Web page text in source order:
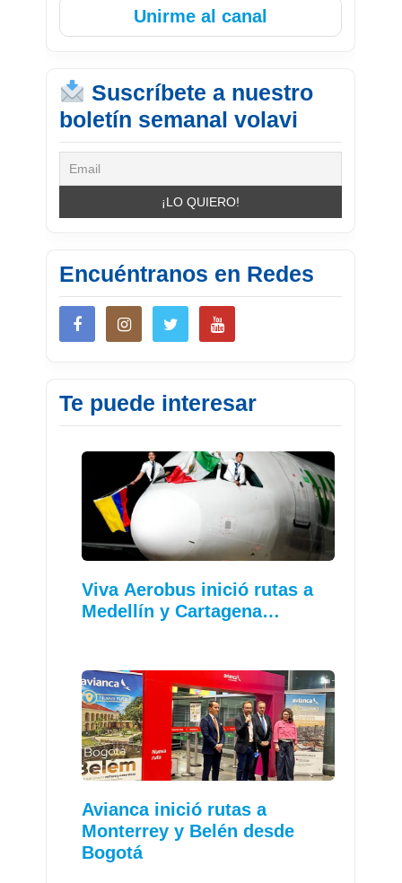
Unirme al canal
Suscríbete a nuestro
boletín semanal volavi
Encuéntranos en Redes
Te puede interesar
Viva Aerobus inició rutas a
Medellín y Cartagena…
Avianca inició rutas a
Monterrey y Belén desde
Bogotá